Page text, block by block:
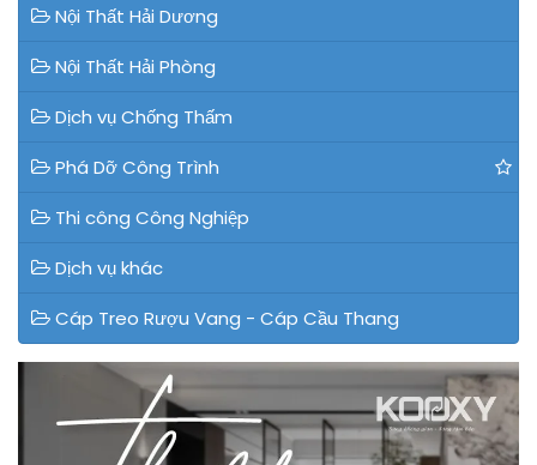
Nội Thất Hải Dương
Nội Thất Hải Phòng
Dịch vụ Chống Thấm
Phá Dỡ Công Trình
Thi công Công Nghiệp
Dịch vụ khác
Cáp Treo Rượu Vang - Cáp Cầu Thang